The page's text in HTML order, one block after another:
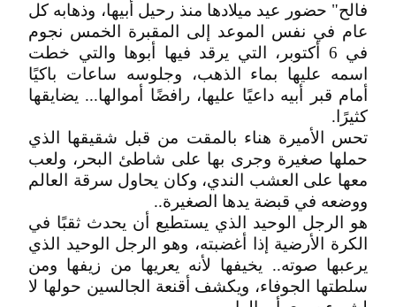
فالح" حضور عيد ميلادها منذ رحيل أبيها، وذهابه كل
عام في نفس الموعد إلى المقبرة الخمس نجوم
في 6 أكتوبر، التي يرقد فيها أبوها والتي خطت
اسمه عليها بماء الذهب، وجلوسه ساعات باكيًا
أمام قبر أبيه داعيًا عليها، رافضًا أموالها... يضايقها
كثيرًا.
تحس الأميرة هناء بالمقت من قبل شقيقها الذي
حملها صغيرة وجرى بها على شاطئ البحر، ولعب
معها على العشب الندي، وكان يحاول سرقة العالم
ووضعه في قبضة يدها الصغيرة..
هو الرجل الوحيد الذي يستطيع أن يحدث ثقبًا في
الكرة الأرضية إذا أغضبته، وهو الرجل الوحيد الذي
يرعبها صوته.. يخيفها لأنه يعريها من زيفها ومن
سلطتها الجوفاء، ويكشف أقنعة الجالسين حولها لا